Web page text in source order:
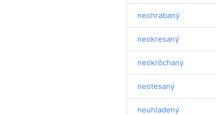
neohrabaný
neokresaný
neokrôchaný
neotesaný
neuhladený